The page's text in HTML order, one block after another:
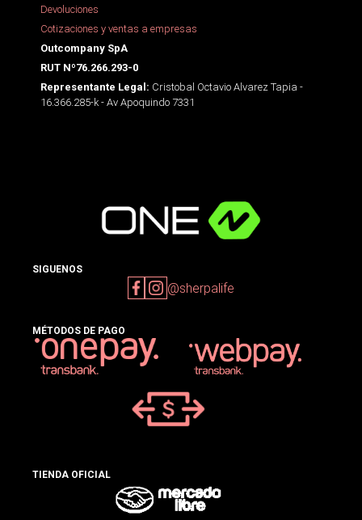
Devoluciones
Cotizaciones y ventas a empresas
Outcompany SpA
RUT Nº76.266.293-0
Representante Legal: Cristobal Octavio Alvarez Tapia -
16.366.285-k - Av Apoquindo 7331
SIGUENOS
@sherpalife
MÉTODOS DE PAGO
TIENDA OFICIAL